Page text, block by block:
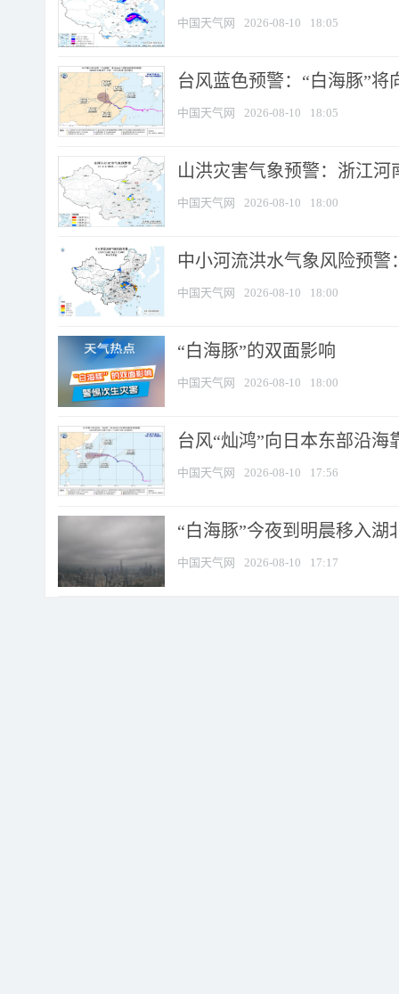
中国天气网 2026-08-10 18:05
台风蓝色预警：“白海豚”
中国天气网 2026-08-10 18:05
山洪灾害气象预警：浙江
中国天气网 2026-08-10 18:00
中小河流洪水气象风险预
中国天气网 2026-08-10 18:00
​“白海豚”的双面影响
中国天气网 2026-08-10 18:00
台风“灿鸿”向日本东部沿海
中国天气网 2026-08-10 17:56
“白海豚”今夜到明晨移入湖
中国天气网 2026-08-10 17:17